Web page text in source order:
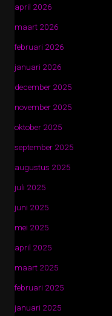
april 2026
maart 2026
februari 2026
januari 2026
december 2025
november 2025
oktober 2025
september 2025
augustus 2025
juli 2025
juni 2025
mei 2025
april 2025
maart 2025
februari 2025
januari 2025